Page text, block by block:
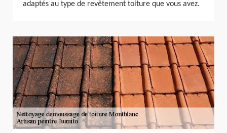
adaptés au type de revêtement toiture que vous avez.